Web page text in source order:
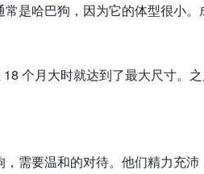
是哈巴狗，因为它的体型很小
个月大时就达到了最大尺寸。
需要温和的对待。他们精力充